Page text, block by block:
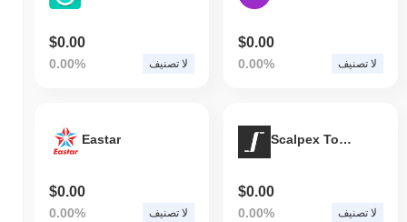
$0.00
0.00% لا تصنيف
$0.00
0.00% لا تصنيف
Eastar
$0.00
0.00% لا تصنيف
Scalpex Token
$0.00
0.00% لا تصنيف